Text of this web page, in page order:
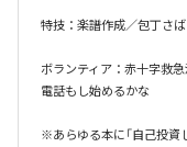
特技：楽譜作成／包丁さ
ボランティア：赤十字救
電話もし始めるかな
※あらゆる本に「自己投資